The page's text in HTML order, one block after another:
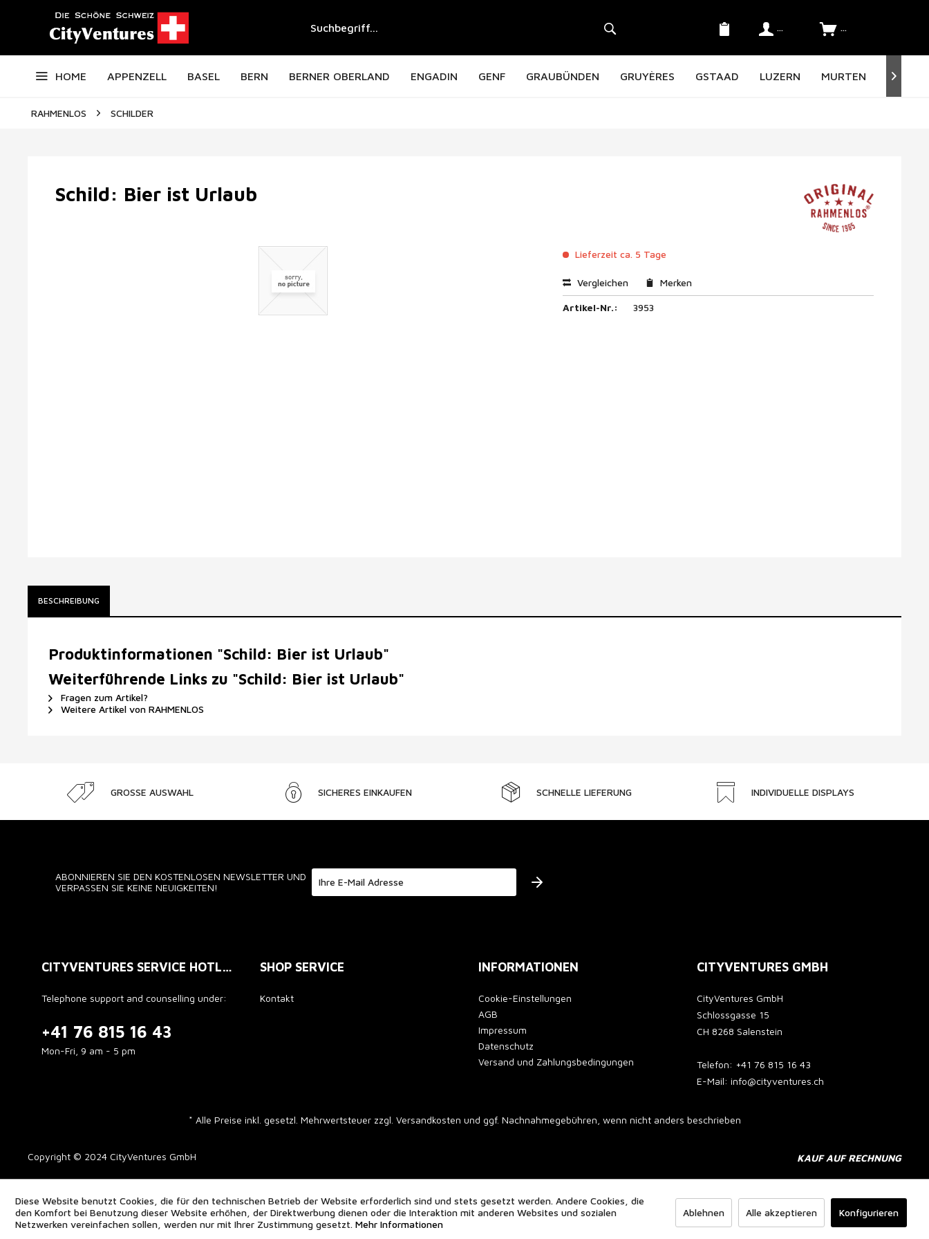
Konto SFr. 0.00 *
HOME APPENZELL BASEL BERN BERNER OBERLAND ENGADIN GENF GRAUBÜNDEN GRUYÈRES GSTAAD LUZERN MURTEN NORD

RAHMENLOS SCHILDER
Schild: Bier ist Urlaub
Lieferzeit ca. 5 Tage
Vergleichen Merken
Artikel-Nr.: 3953
BESCHREIBUNG
Produktinformationen "Schild: Bier ist Urlaub"
Weiterführende Links zu "Schild: Bier ist Urlaub"
Fragen zum Artikel?
Weitere Artikel von RAHMENLOS
GROSSE AUSWAHL SICHERES EINKAUFEN SCHNELLE LIEFERUNG INDIVIDUELLE DISPLAYS
ABONNIEREN SIE DEN KOSTENLOSEN NEWSLETTER UND
VERPASSEN SIE KEINE NEUIGKEITEN!
CITYVENTURES SERVICE HOTLINE
Telephone support and counselling under:
+41 76 815 16 43
Mon-Fri, 9 am - 5 pm
SHOP SERVICE
Kontakt
INFORMATIONEN
Cookie-Einstellungen
AGB
Impressum
Datenschutz
Versand und Zahlungsbedingungen
CITYVENTURES GMBH
CityVentures GmbH
Schlossgasse 15
CH 8268 Salenstein
Telefon: +41 76 815 16 43
E-Mail: info@cityventures.ch
* Alle Preise inkl. gesetzl. Mehrwertsteuer zzgl. Versandkosten und ggf. Nachnahmegebühren, wenn nicht anders beschrieben
Copyright © 2024 CityVentures GmbH KAUF AUF RECHNUNG
Diese Website benutzt Cookies, die für den technischen Betrieb der Website erforderlich sind und stets gesetzt werden. Andere Cookies, die
den Komfort bei Benutzung dieser Website erhöhen, der Direktwerbung dienen oder die Interaktion mit anderen Websites und sozialen
Netzwerken vereinfachen sollen, werden nur mit Ihrer Zustimmung gesetzt. Mehr Informationen
Ablehnen Alle akzeptieren Konfigurieren